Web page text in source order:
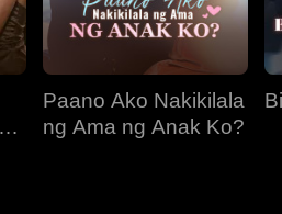
Paano Ako Nakikilala
ng Ama ng Anak Ko?